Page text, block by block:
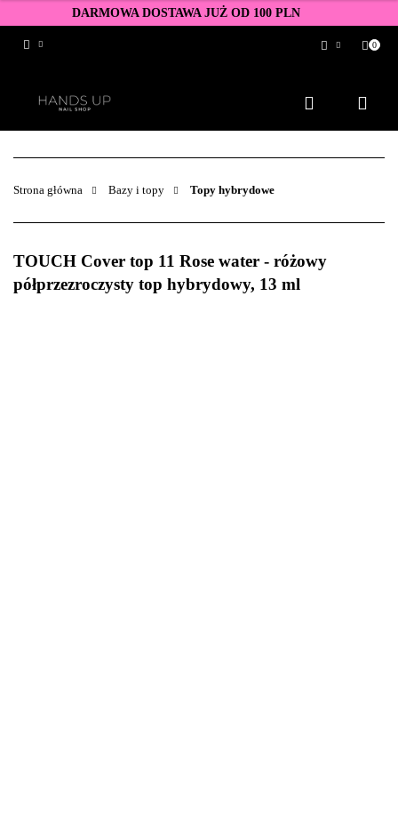
DARMOWA DOSTAWA JUŻ OD 100 PLN
Zarejestruj się
Dodaj zgłoszenie
Zgody cookies
0
Strona główna Bazy i topy Topy hybrydowe
TOUCH Cover top 11 Rose water - różowy
półprzezroczysty top hybrydowy, 13 ml